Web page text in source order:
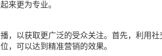
来更为专业。
，以获取更广泛的受众关注。首先，利用
，可以达到精准营销的效果。